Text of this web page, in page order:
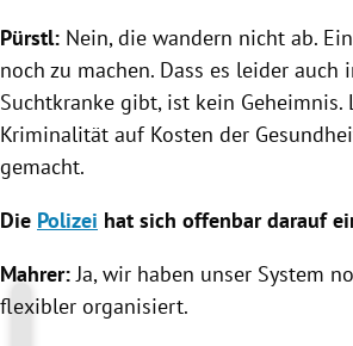
Pürstl: Nein, die wandern nicht ab.
noch zu machen. Dass es leider auch
Suchtkranke gibt, ist kein Geheimnis.
Kriminalität auf Kosten der
gemacht.
Die Polizei hat sich offenbar darauf
Mahrer:Ja, wir haben unser System
flexibler organisiert.